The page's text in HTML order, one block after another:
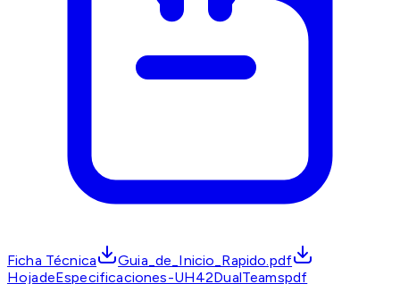
Ficha Técnica
Guia_de_Inicio_Rapido.pdf
HojadeEspecificaciones-UH42DualTeamspdf